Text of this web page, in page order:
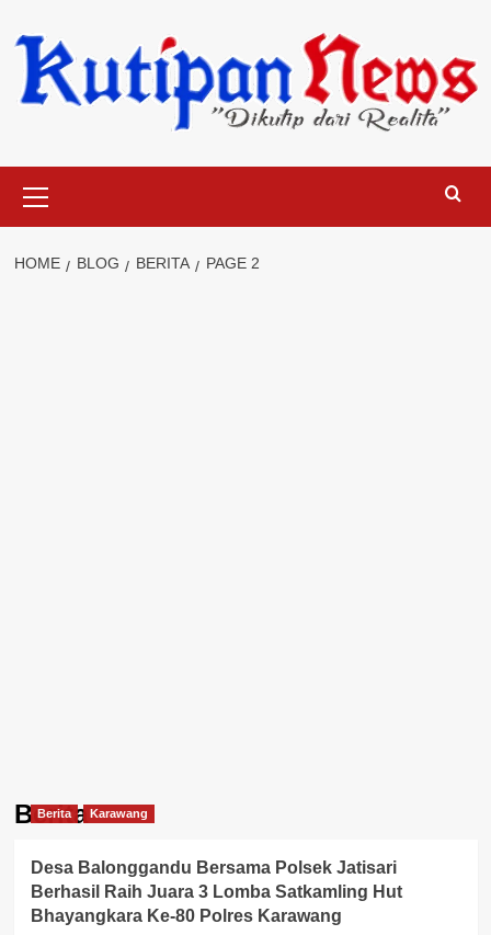
to
content
Menu
HOME BLOG BERITA PAGE 2
Berita
Berita Karawang
Desa Balonggandu Bersama Polsek Jatisari
Berhasil Raih Juara 3 Lomba Satkamling Hut
Bhayangkara Ke-80 Polres Karawang